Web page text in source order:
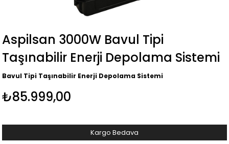
Aspilsan 3000W Bavul Tipi
Taşınabilir Enerji Depolama Sistemi
Bavul Tipi Taşınabilir Enerji Depolama Sistemi
₺85.999,00
Kargo Bedava